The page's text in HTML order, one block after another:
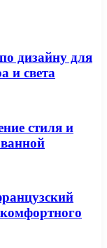
дизайну для
и света
стиля и